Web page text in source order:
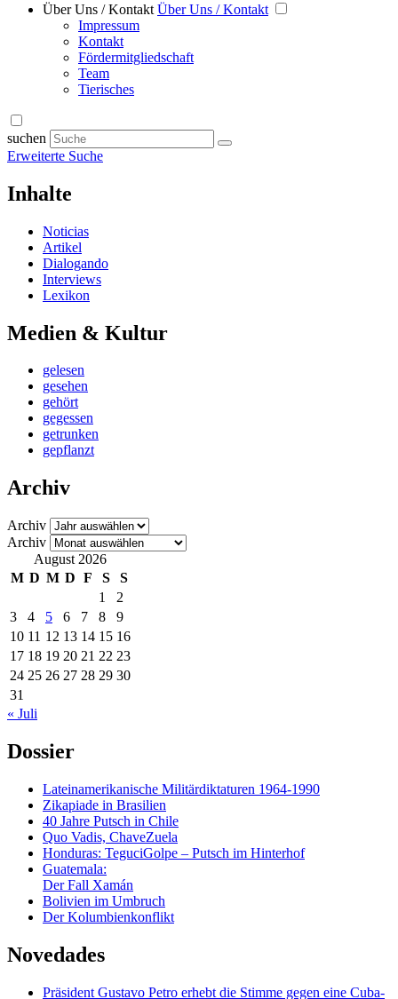
Über Uns / Kontakt Über Uns / Kontakt
Impressum
Kontakt
Fördermitgliedschaft
Team
Tierisches
suchen
Erweiterte Suche
Inhalte
Noticias
Artikel
Dialogando
Interviews
Lexikon
Medien & Kultur
gelesen
gesehen
gehört
gegessen
getrunken
gepflanzt
Archiv
Archiv
Archiv
August 2026
M D M D F S
S
1
2
3
4 5 6 7 8
9
10 11 12 13 14 15 16
17 18 19 20 21 22 23
24 25 26 27 28 29 30
31
« Juli
Dossier
Lateinamerikanische Militärdiktaturen 1964-1990
Zikapiade in Brasilien
40 Jahre Putsch in Chile
Quo Vadis, ChaveZuela
Honduras: TeguciGolpe – Putsch im Hinterhof
Guatemala:
Der Fall Xamán
Bolivien im Umbruch
Der Kolumbienkonflikt
Novedades
Präsident Gustavo Petro erhebt die Stimme gegen eine Cuba-